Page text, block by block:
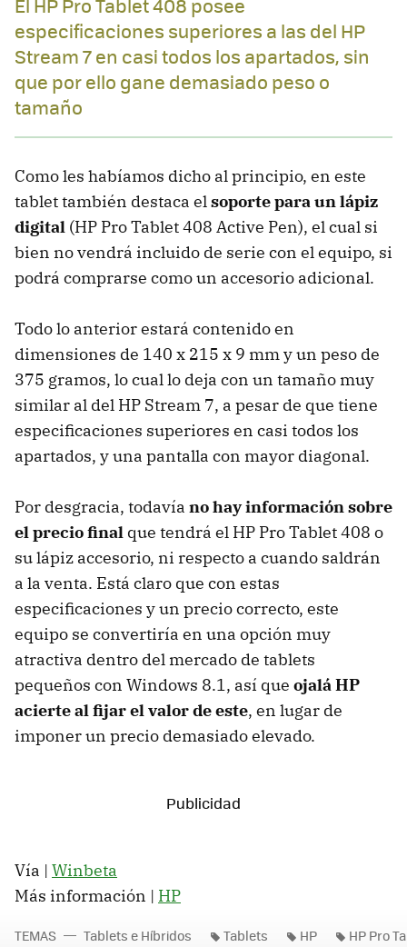
especificaciones superiores a las del HP
Stream 7 en casi todos los apartados, sin
que por ello gane demasiado peso o
tamaño
Como les habíamos dicho al principio, en este
tablet también destaca elsoporte para un lápiz
digital (HP Pro Tablet 408 Active Pen), el cual si
bien no vendrá incluido de serie con el equipo, si
podrá comprarse como un accesorio adicional.
Todo lo anterior estará contenido en
dimensiones de 140 x 215 x 9 mm y un peso de
375 gramos, lo cual lo deja con un tamaño muy
similar al del HP Stream 7, a pesar de que tiene
especificaciones superiores en casi todos los
apartados, y una pantalla con mayor diagonal.
Por desgracia, todavía no hay información sobre
el precio final que tendrá el HP Pro Tablet 408 o
su lápiz accesorio, ni respecto a cuando saldrán
a la venta. Está claro que con estas
especificaciones y un precio correcto, este
equipo se convertiría en una opción muy
atractiva dentro del mercado de tablets
pequeños con Windows 8.1, así que ojalá HP
acierte al fijar el valor de este, en lugar de
imponer un precio demasiado elevado.
Vía | Winbeta
Más información | HP
TEMAS Tablets e Híbridos Tablets HP HP Pro